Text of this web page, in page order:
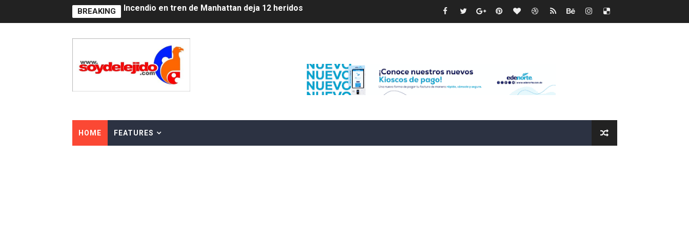
BREAKING Gobierno español afirma retorno de 70.000 migrantes en Ceuta
Autoridades indagan muerte de mujer en La Zurza, Distrito Nacional
Accidente en Verón deja un motorista fallecido y otra persona herida
HOME FEATURES